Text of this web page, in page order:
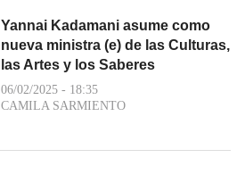
Yannai Kadamani asume como
nueva ministra (e) de las Culturas,
las Artes y los Saberes
06/02/2025 - 18:35
CAMILA SARMIENTO